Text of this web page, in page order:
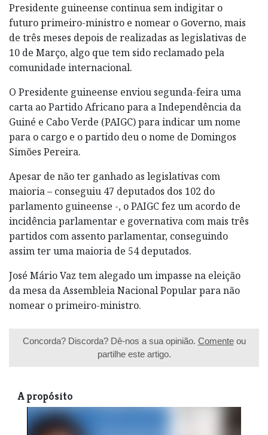
Presidente guineense continua sem indigitar o
futuro primeiro-ministro e nomear o Governo, mais
de três meses depois de realizadas as legislativas de
10 de Março, algo que tem sido reclamado pela
comunidade internacional.
O Presidente guineense enviou segunda-feira uma
carta ao Partido Africano para a Independência da
Guiné e Cabo Verde (PAIGC) para indicar um nome
para o cargo e o partido deu o nome de Domingos
Simões Pereira.
Apesar de não ter ganhado as legislativas com
maioria – conseguiu 47 deputados dos 102 do
parlamento guineense -, o PAIGC fez um acordo de
incidência parlamentar e governativa com mais três
partidos com assento parlamentar, conseguindo
assim ter uma maioria de 54 deputados.
José Mário Vaz tem alegado um impasse na eleição
da mesa da Assembleia Nacional Popular para não
nomear o primeiro-ministro.
Concorda? Discorda? Dê-nos a sua opinião. Comenteou
partilhe este artigo.
A propósito